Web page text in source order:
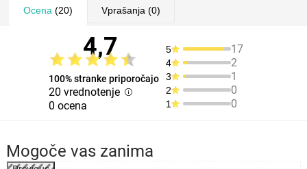
Ocena (20) Vprašanja (0)
4,7
100% stranke priporočajo
20 vrednotenje
0 ocena
5 17
4 2
3 1
2 0
1 0
Mogoče vas zanima